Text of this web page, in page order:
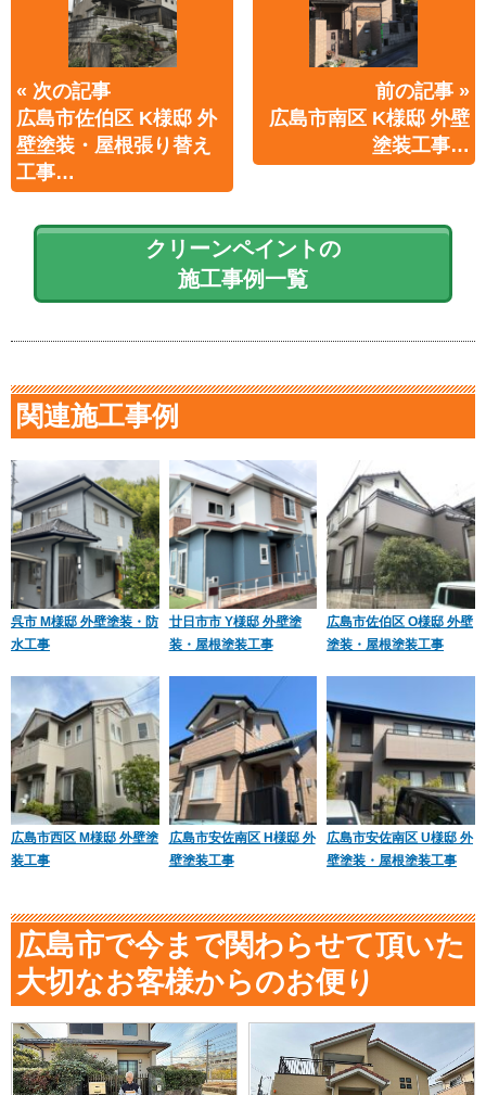
« 次の記事
広島市佐伯区 K様邸 外
壁塗装・屋根張り替え
工事…
前の記事 »
広島市南区 K様邸 外壁
塗装工事…
クリーンペイントの
施工事例一覧
関連施工事例
呉市 M様邸 外壁塗装・防
水工事
廿日市市 Y様邸 外壁塗
装・屋根塗装工事
広島市佐伯区 O様邸 外壁
塗装・屋根塗装工事
広島市西区 M様邸 外壁塗
装工事
広島市安佐南区 H様邸 外
壁塗装工事
広島市安佐南区 U様邸 外
壁塗装・屋根塗装工事
広島市で今まで関わらせて頂いた
大切なお客様からのお便り